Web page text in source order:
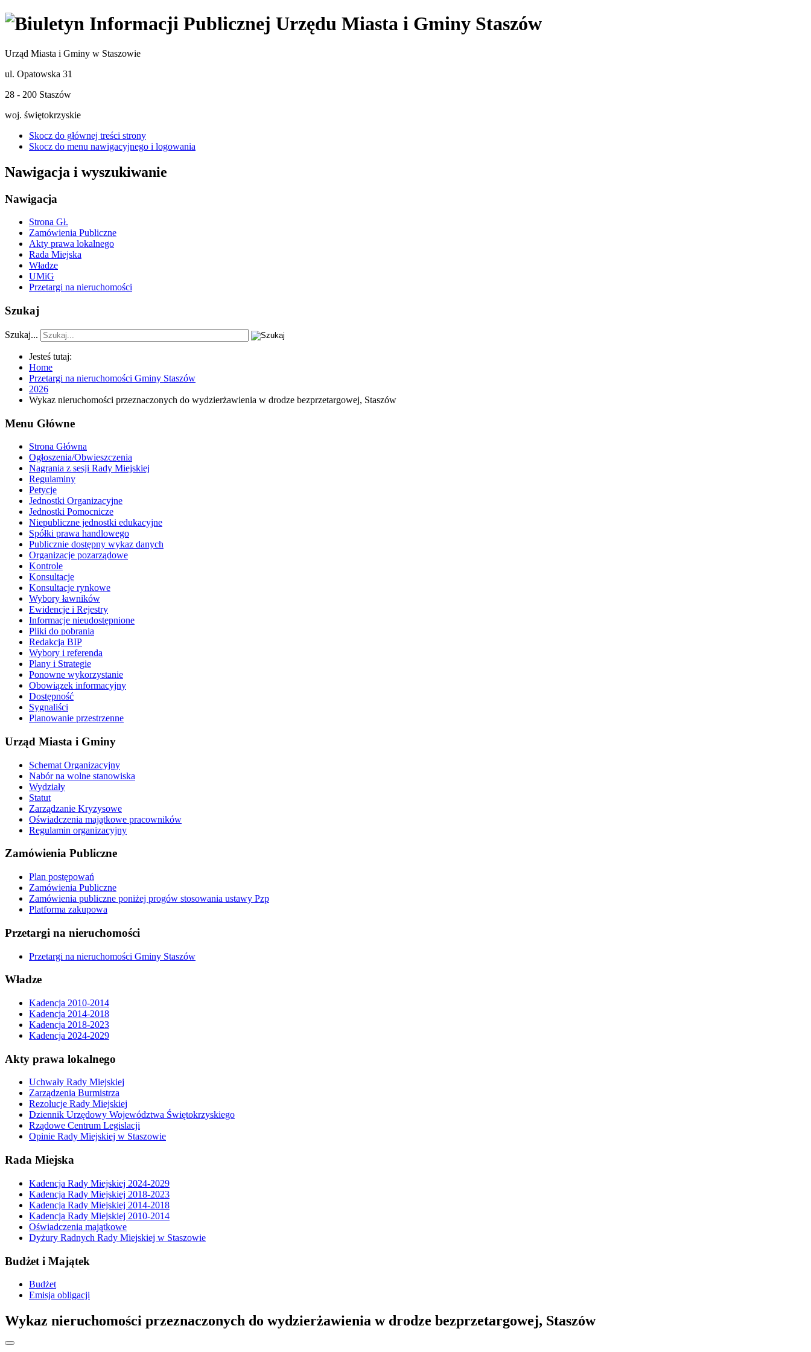
Urząd Miasta i Gminy w Staszowie
ul. Opatowska 31
28 - 200 Staszów
woj. świętokrzyskie
Skocz do głównej treści strony
Skocz do menu nawigacyjnego i logowania
Nawigacja i wyszukiwanie
Nawigacja
Strona Gł.
Zamówienia Publiczne
Akty prawa lokalnego
Rada Miejska
Władze
UMiG
Przetargi na nieruchomości
Szukaj
Szukaj...
Jesteś tutaj:
Home
Przetargi na nieruchomości Gminy Staszów
2026
Wykaz nieruchomości przeznaczonych do wydzierżawienia w drodze bezprzetargowej, Staszów
Menu Główne
Strona Główna
Ogłoszenia/Obwieszczenia
Nagrania z sesji Rady Miejskiej
Regulaminy
Petycje
Jednostki Organizacyjne
Jednostki Pomocnicze
Niepubliczne jednostki edukacyjne
Spółki prawa handlowego
Publicznie dostępny wykaz danych
Organizacje pozarządowe
Kontrole
Konsultacje
Konsultacje rynkowe
Wybory ławników
Ewidencje i Rejestry
Informacje nieudostępnione
Pliki do pobrania
Redakcja BIP
Wybory i referenda
Plany i Strategie
Ponowne wykorzystanie
Obowiązek informacyjny
Dostępność
Sygnaliści
Planowanie przestrzenne
Urząd Miasta i Gminy
Schemat Organizacyjny
Nabór na wolne stanowiska
Wydziały
Statut
Zarządzanie Kryzysowe
Oświadczenia majątkowe pracowników
Regulamin organizacyjny
Zamówienia Publiczne
Plan postępowań
Zamówienia Publiczne
Zamówienia publiczne poniżej progów stosowania ustawy Pzp
Platforma zakupowa
Przetargi na nieruchomości
Przetargi na nieruchomości Gminy Staszów
Władze
Kadencja 2010-2014
Kadencja 2014-2018
Kadencja 2018-2023
Kadencja 2024-2029
Akty prawa lokalnego
Uchwały Rady Miejskiej
Zarządzenia Burmistrza
Rezolucje Rady Miejskiej
Dziennik Urzędowy Województwa Świętokrzyskiego
Rządowe Centrum Legislacji
Opinie Rady Miejskiej w Staszowie
Rada Miejska
Kadencja Rady Miejskiej 2024-2029
Kadencja Rady Miejskiej 2018-2023
Kadencja Rady Miejskiej 2014-2018
Kadencja Rady Miejskiej 2010-2014
Oświadczenia majątkowe
Dyżury Radnych Rady Miejskiej w Staszowie
Budżet i Majątek
Budżet
Emisja obligacji
Wykaz nieruchomości przeznaczonych do wydzierżawienia w drodze bezprzetargowej, Staszów